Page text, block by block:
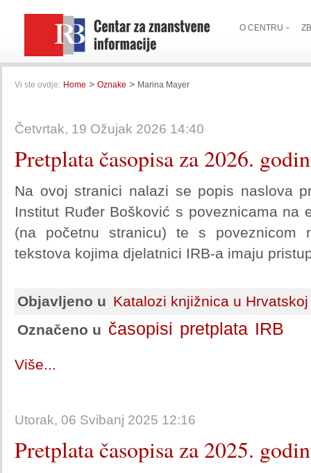
O CENTRU
Vi ste ovdje: Home > Oznake > Marina Mayer
Četvrtak, 19 Ožujak 2026 14:40
Pretplata časopisa za 2026.
Na ovoj stranici nalazi se popis naslova
Institut Ruđer Bošković s poveznicama na
(na početnu stranicu) te s poveznicom
tekstova kojima djelatnici IRB-a imaju
Objavljeno u Katalozi knjižnica u Hrvatskoj
Označeno u časopisi pretplata IRB
Više...
Utorak, 06 Svibanj 2025 12:16
Pretplata časopisa za 2025.